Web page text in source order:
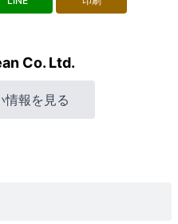
Co. Ltd.
情報を見る